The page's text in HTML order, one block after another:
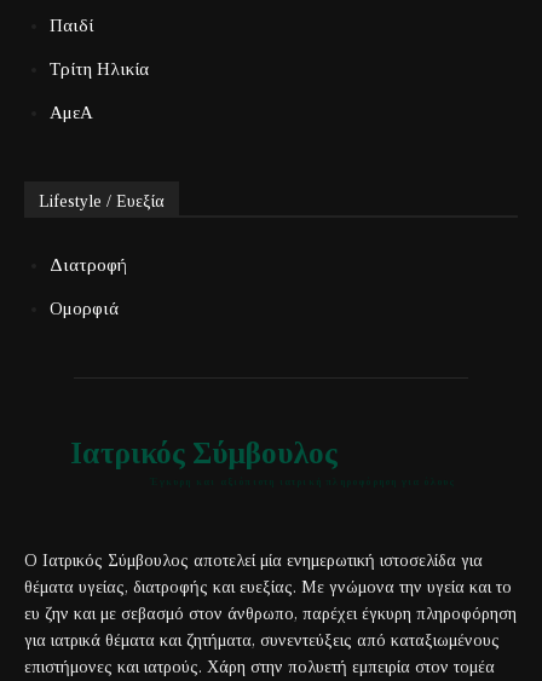
Παιδί
Τρίτη Ηλικία
ΑμεΑ
Lifestyle / Ευεξία
Διατροφή
Ομορφιά
Ιατρικός Σύμβουλος
Ο Ιατρικός Σύμβουλος αποτελεί μία ενημερωτική ιστοσελίδα για
θέματα υγείας, διατροφής και ευεξίας. Με γνώμονα την υγεία και το
ευ ζην και με σεβασμό στον άνθρωπο, παρέχει έγκυρη πληροφόρηση
για ιατρικά θέματα και ζητήματα, συνεντεύξεις από καταξιωμένους
επιστήμονες και ιατρούς. Χάρη στην πολυετή εμπειρία στον τομέα